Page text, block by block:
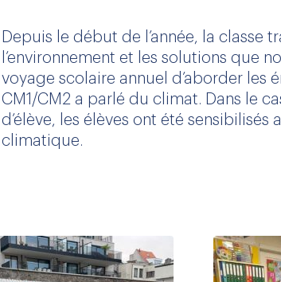
Depuis le début de l’année, la classe
l’environnement et les solutions que
voyage scolaire annuel d’aborder les
CM1/CM2 a parlé du climat. Dans le
d’élève, les élèves ont été
climatique.